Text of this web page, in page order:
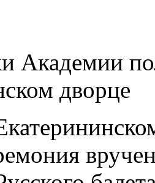
Академии
дворце